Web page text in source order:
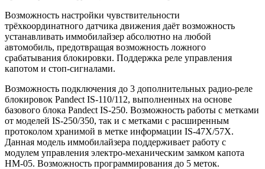
Возможность настройки чувствительности
трёхкоординатного датчика движения даёт возможность
устанавливать иммобилайзер абсолютно на любой
автомобиль, предотвращая возможность ложного
срабатывания блокировки. Поддержка реле управления
капотом и стоп-сигналами.
Возможность подключения до 3 дополнительных радио-реле
блокировок Pandect IS-110/112, выполненных на основе
базового блока Pandect IS-250. Возможность работы с метками
от моделей IS-250/350, так и с метками с расширенным
протоколом хранимой в метке информации IS-47Х/57Х.
Данная модель иммобилайзера поддерживает работу с
модулем управления электро-механическим замком капота
HM-05. Возможность программирования до 5 меток.